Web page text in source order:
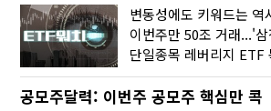
단일종목 레버리지
공모주달력: 이번주 공모주 핵심만 콕